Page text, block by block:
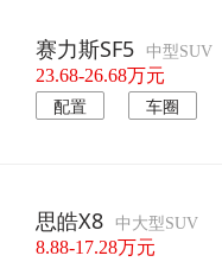
赛力斯SF5 中型SUV
23.68-26.68万元
配置 车圈
思皓X8 中大型SUV
8.88-17.28万元